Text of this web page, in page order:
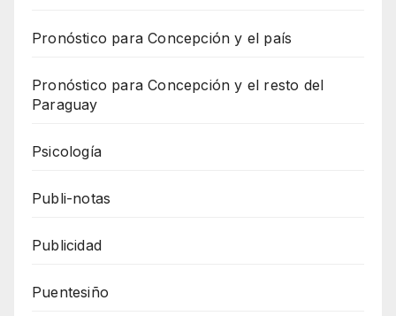
Pronóstico para Concepción y el país
Pronóstico para Concepción y el resto del
Paraguay
Psicología
Publi-notas
Publicidad
Puentesiño